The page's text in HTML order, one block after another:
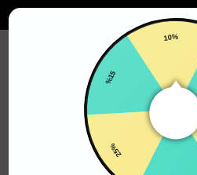
Üst Giyim T-shirt
10%
25%
%15